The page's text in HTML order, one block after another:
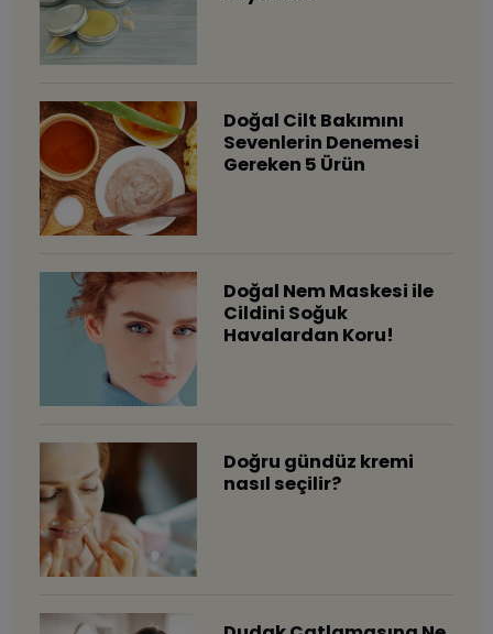
Doğal Cilt Bakımını
Sevenlerin Denemesi
Gereken 5 Ürün
Doğal Nem Maskesi ile
Cildini Soğuk
Havalardan Koru!
Doğru gündüz kremi
nasıl seçilir?